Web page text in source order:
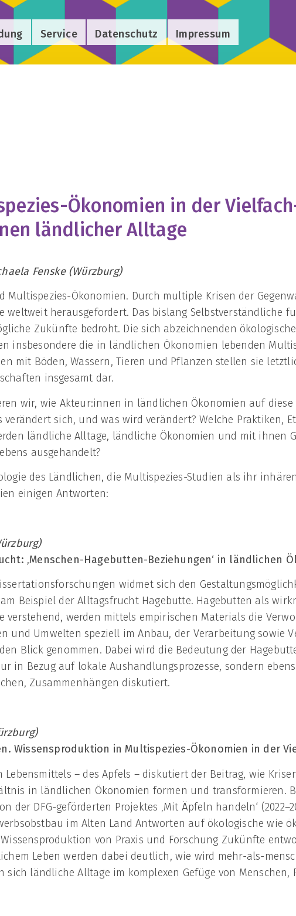
Service Datenschutz Impressum
Ökonomien in der
ländlicher Alltage
Fenske (Würzburg)
Multispezies-Ökonomien. Durch multiple Krisen der
weltweit herausgefordert. Das bislang Selbstverständliche
Zukünfte bedroht. Die sich abzeichnenden
insbesondere die in ländlichen Ökonomien lebenden
mit Böden, Wassern, Tieren und Pflanzen stellen sie
insgesamt dar.
wir, wie Akteur:innen in ländlichen Ökonomien auf diese
verändert sich, und was wird verändert? Welche Praktiken,
ländliche Alltage, ländliche Ökonomien und mit ihnen
ausgehandelt?
des Ländlichen, die Multispezies-Studien als ihr
einigen Antworten:
‚Menschen-Hagebutten-Beziehungen‘ in ländlichen
widmet sich den
Beispiel der Alltagsfrucht Hagebutte. Hagebutten als
verstehend, werden mittels empirischen Materials die
und Umwelten speziell im Anbau, der Verarbeitung sowie
Blick genommen. Dabei wird die Bedeutung der
in Bezug auf lokale Aushandlungsprozesse, sondern
Zusammenhängen diskutiert.
Wissensproduktion in Multispezies-Ökonomien in der
– des Apfels – diskutiert der Beitrag, wie
in ländlichen Ökonomien formen und transformieren.
der DFG-geförderten Projektes ‚Mit Äpfeln handeln‘
im Alten Land Antworten auf ökologische wie
von Praxis und Forschung Zukünfte
Leben werden dabei deutlich, wie wird mehr-als-
sich ländliche Alltage im komplexen Gefüge von Menschen,